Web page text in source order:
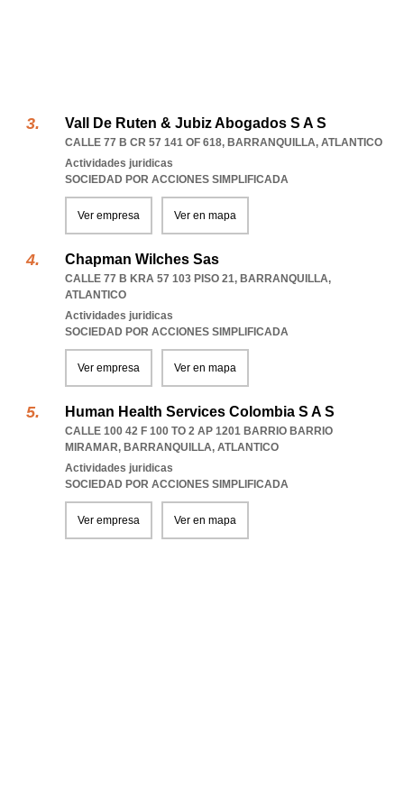
Vall De Ruten & Jubiz Abogados S A S
CALLE 77 B CR 57 141 OF 618, BARRANQUILLA, ATLANTICO
Actividades juridicas
SOCIEDAD POR ACCIONES SIMPLIFICADA
Ver empresa Ver en mapa
Chapman Wilches Sas
CALLE 77 B KRA 57 103 PISO 21, BARRANQUILLA,
ATLANTICO
Actividades juridicas
SOCIEDAD POR ACCIONES SIMPLIFICADA
Ver empresa Ver en mapa
Human Health Services Colombia S A S
CALLE 100 42 F 100 TO 2 AP 1201 BARRIO BARRIO
MIRAMAR, BARRANQUILLA, ATLANTICO
Actividades juridicas
SOCIEDAD POR ACCIONES SIMPLIFICADA
Ver empresa Ver en mapa